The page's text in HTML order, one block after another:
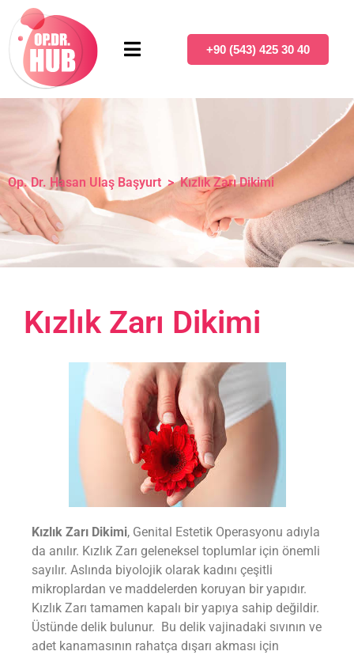
+90 (543) 425 30 40
Op. Dr. Hasan Ulaş Başyurt >Kızlık Zarı Dikimi
Kızlık Zarı Dikimi
Kızlık Zarı Dikimi, Genital Estetik Operasyonu adıyla
da anılır. Kızlık Zarı geleneksel toplumlar için önemli
sayılır. Aslında biyolojik olarak kadını çeşitli
mikroplardan ve maddelerden koruyan bir yapıdır.
Kızlık Zarı tamamen kapalı bir yapıya sahip değildir.
Üstünde delik bulunur. Bu delik vajinadaki sıvının ve
adet kanamasının rahatça dışarı akması için